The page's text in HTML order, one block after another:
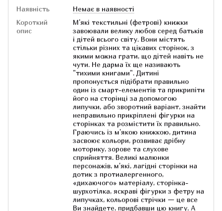
Наявність
Немає в наявності
Короткий
опис
М'які текстильні (фетрові) книжки
завоювали велику любов серед батьків
і дітей всього світу. Вони містять
стільки різних та цікавих сторінок, з
якими можна грати, що дітей навіть не
чути. Не дарма їх ще називають
"тихими книгами". Дитині
пропонується підібрати правильно
один із смарт-елементів та прикрипіти
його на сторінці за допомогою
липучки, або зворотний варіант, знайти
неправильно прикріплені фігурки на
сторінках та розмістити їх правильно.
Граючись із м'якою книжкою, дитина
засвоює кольори, розвиває дрібну
моторику, зорове та слухове
сприйняття. Великі малюнки
персонажів, м'які, лагідні сторінки на
дотик з протиалергенного,
«дихаючого» матеріалу, сторінка-
шурхотілка, яскраві фігурки з фетру на
липучках, кольорові стрічки — це все
Ви знайдете, придбавши цю книгу. А